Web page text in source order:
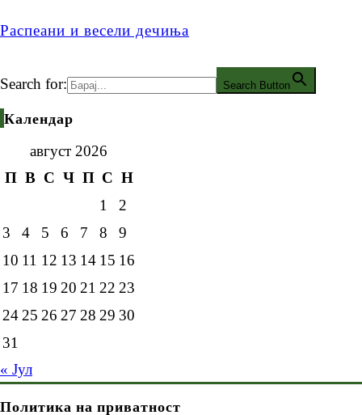
Распеани и весели дечиња
Search for: Search Button
Календар
август 2026
П В С Ч П С Н
1
2
3
4 5 6 7 8
9
10 11 12 13 14 15 16
17 18 19 20 21 22 23
2425 26 27 28 29 30
31
« Јул
Политика на приватност